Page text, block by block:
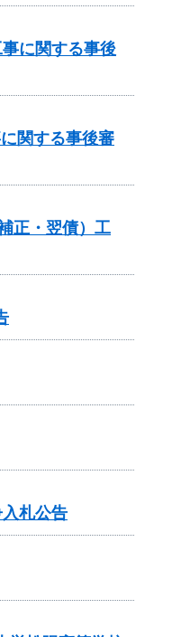
に関する事後
関する事後審
正・翌債）工
札公告